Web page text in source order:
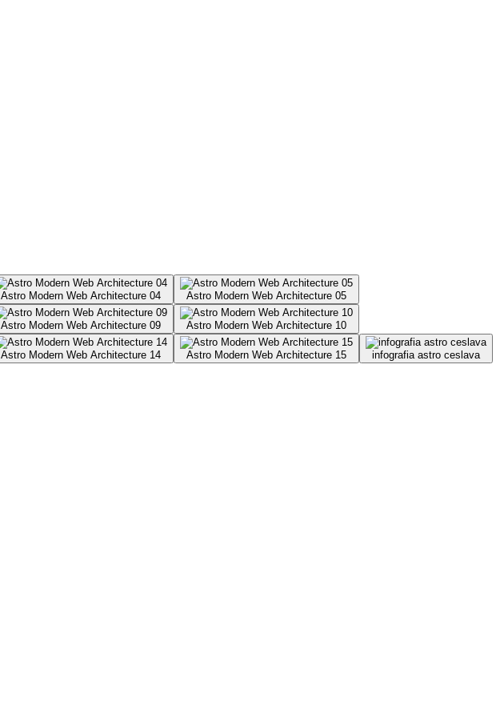
Astro Modern Web Architecture 04 Astro Modern Web Architecture 05
Astro Modern Web Architecture 09 Astro Modern Web Architecture 10
Astro Modern Web Architecture 14 Astro Modern Web Architecture 15 infografia astro ceslava